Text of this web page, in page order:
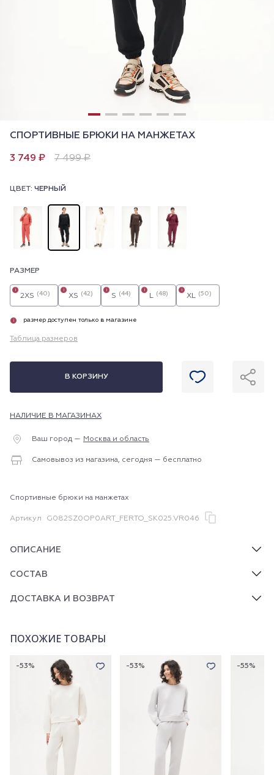
СПОРТИВНЫЕ БРЮКИ НА МАНЖЕТАХ
3 749 ₽ 7 499 ₽
ЦВЕТ: ЧЕРНЫЙ
РАЗМЕР
2XS (40)
i
XS (42)
i
S (44)
i
L (48)
i
XL (50)
i
i размер доступен только в магазине
Таблица размеров
В КОРЗИНУ
НАЛИЧИЕ В МАГАЗИНАХ
Ваш город — Москва и область
Самовывоз из магазина, сегодня — бесплатно
Спортивные брюки на манжетах
Артикул G082SZ0OP0ART_FERTO_SK025.VR046
ОПИСАНИЕ
СОСТАВ
ДОСТАВКА И ВОЗВРАТ
ПОХОЖИЕ ТОВАРЫ
-53% -53% -55%